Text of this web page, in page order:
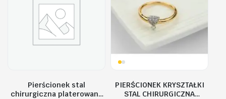
Pierścionek stal
chirurgiczna platerowana
PIERŚCIONEK KRYSZTAŁKI
STAL CHIRURGICZNA